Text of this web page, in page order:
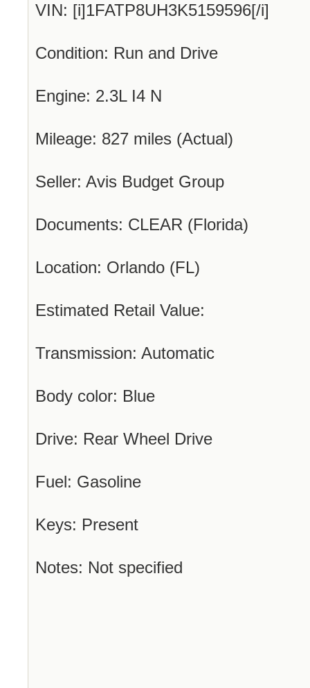
VIN: [i]1FATP8UH3K5159596[/i]
Condition: Run and Drive
Engine: 2.3L I4 N
Mileage: 827 miles (Actual)
Seller: Avis Budget Group
Documents: CLEAR (Florida)
Location: Orlando (FL)
Estimated Retail Value:
Transmission: Automatic
Body color: Blue
Drive: Rear Wheel Drive
Fuel: Gasoline
Keys: Present
Notes: Not specified